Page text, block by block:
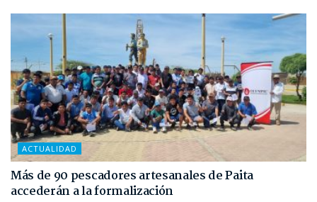
ACTUALIDAD
Más de 90 pescadores artesanales de Paita
accederán a la formalización